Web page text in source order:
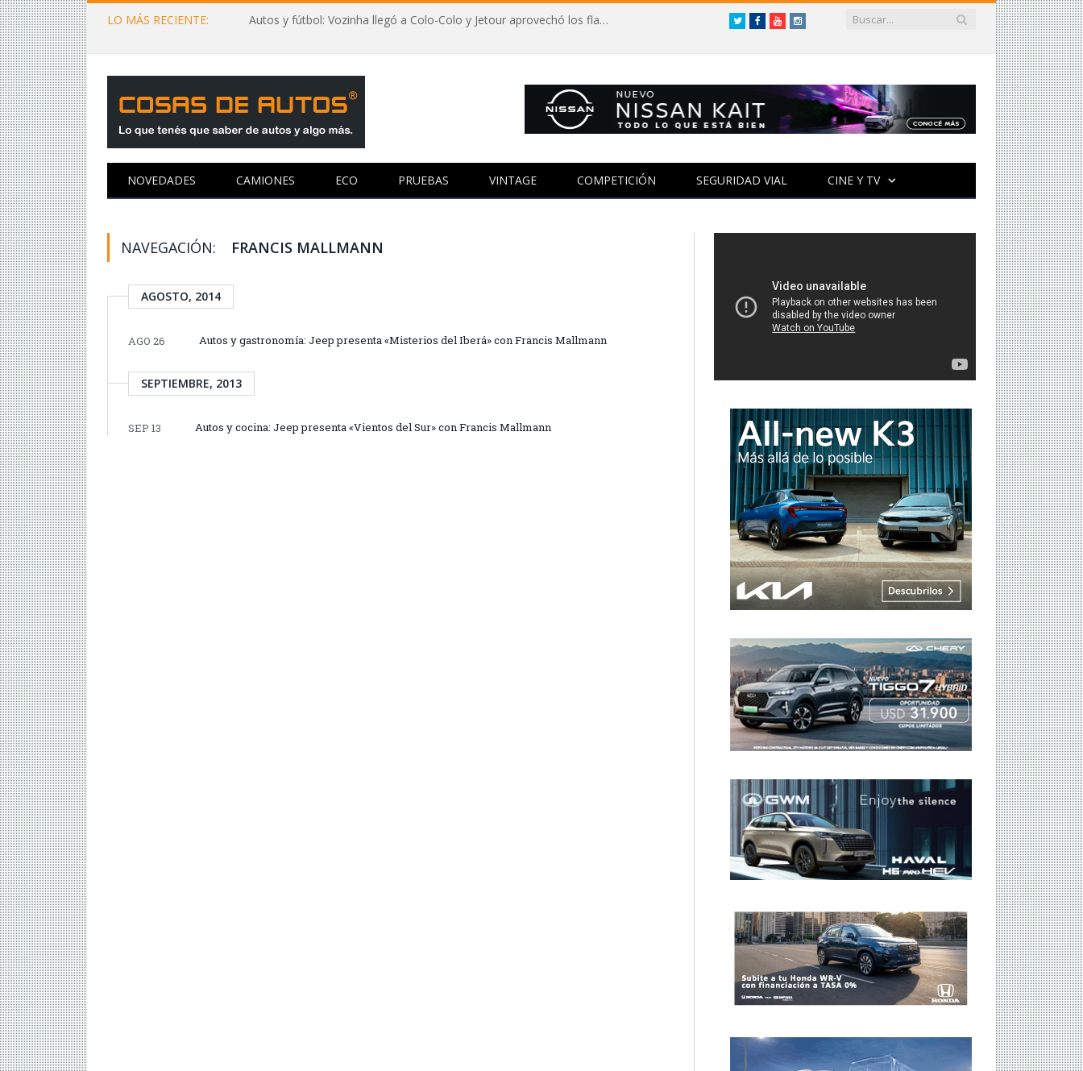
LO MÁS RECIENTE: Autos y fútbol: Vozinha llegó a Colo-Colo y Jetour aprovechó los flashes TwitterFacebookYouTubeInstagram
NOVEDADES CAMIONES ECO PRUEBAS VINTAGE COMPETICIÓN SEGURIDAD VIAL CINE Y TV
NAVEGACIÓN: FRANCIS MALLMANN
AGOSTO, 2014
AGO 26 Autos y gastronomía: Jeep presenta «Misterios del Iberá» con Francis Mallmann
SEPTIEMBRE, 2013
SEP 13 Autos y cocina: Jeep presenta «Vientos del Sur» con Francis Mallmann